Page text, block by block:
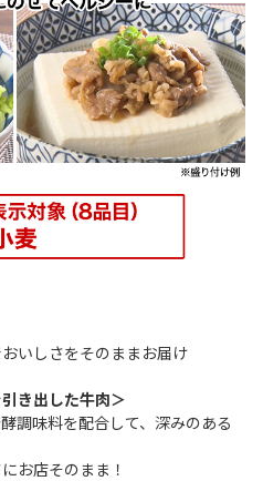
いしさをそのままお届け
き出した牛肉＞
調味料を配合して、深みのある
お店そのまま！